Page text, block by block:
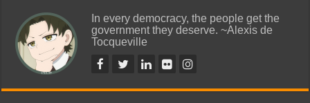
In every democracy, the people get the
government they deserve. ~Alexis de
Tocqueville